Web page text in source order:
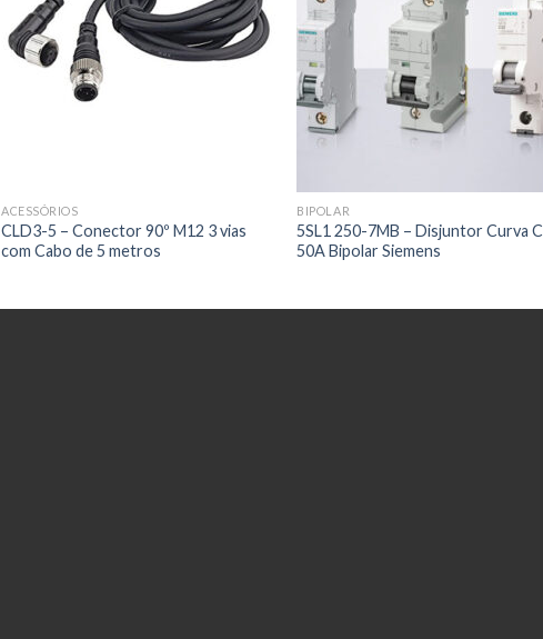
ACESSÓRIOS
CLD3-5 – Conector 90º M12 3 vias
com Cabo de 5 metros
BIPOLAR
5SL1 250-7MB – Disjuntor Curva C
50A Bipolar Siemens